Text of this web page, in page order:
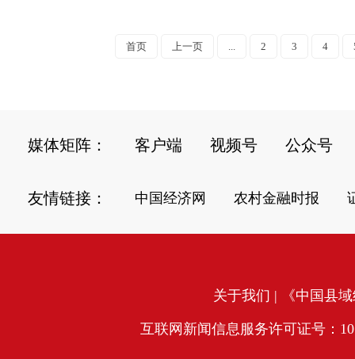
首页 上一页 ... 2 3 4
媒体矩阵： 客户端 视频号 公众号
友情链接： 中国经济网 农村金融时报
关于我们 | 《中国县
互联网新闻信息服务许可证号：